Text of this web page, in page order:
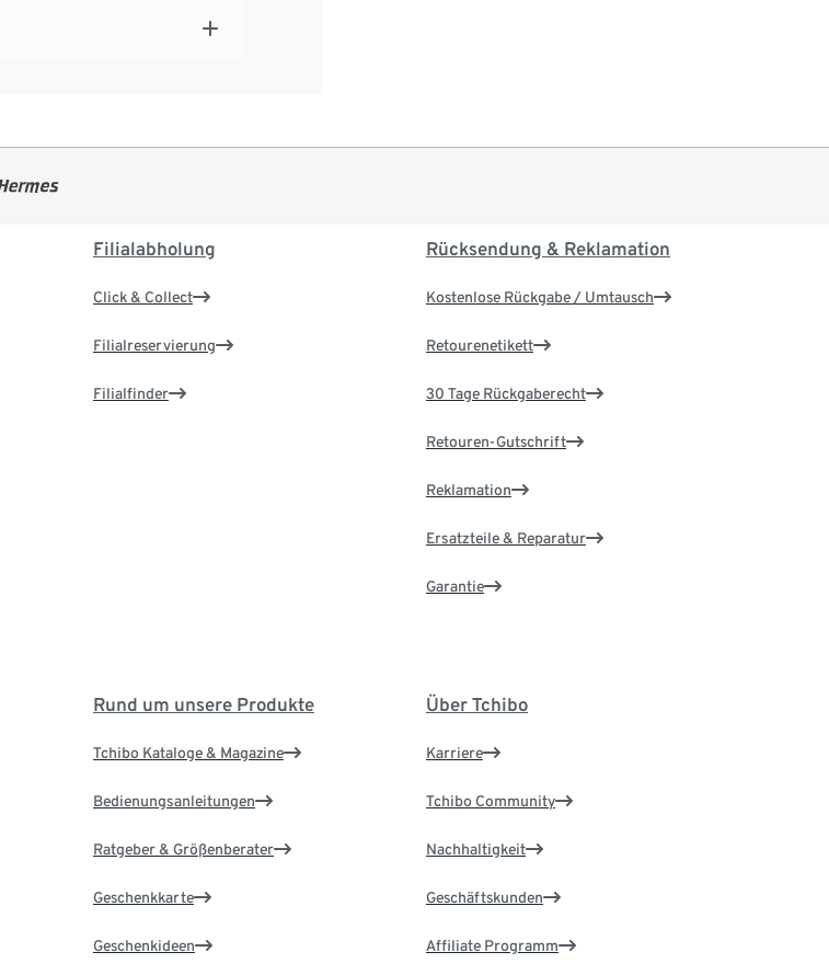
Filialabholung
Click & Collect
Filialreservierung
Filialfinder
Rücksendung & Reklamation
Kostenlose Rückgabe / Umtausch
Retourenetikett
30 Tage Rückgaberecht
Retouren-Gutschrift
Reklamation
Ersatzteile & Reparatur
Garantie
Rund um unsere Produkte
Tchibo Kataloge & Magazine
Bedienungsanleitungen
Ratgeber & Größenberater
Geschenkkarte
Geschenkideen
Über Tchibo
Karriere
Tchibo Community
Nachhaltigkeit
Geschäftskunden
Affiliate Programm